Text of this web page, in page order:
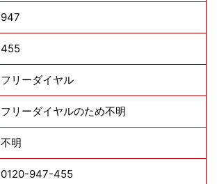
947
455
フリーダイヤル
フリーダイヤルのため不明
不明
0120-947-455